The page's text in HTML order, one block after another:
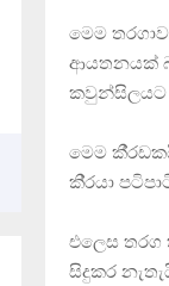
මෙම
ආයතනයක්
කවුන්සිලයට
මෙම
කි‍්‍රයා
එලෙස
සිදුකර